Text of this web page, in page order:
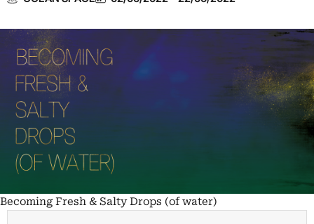
Becoming Fresh & Salty Drops (of water)